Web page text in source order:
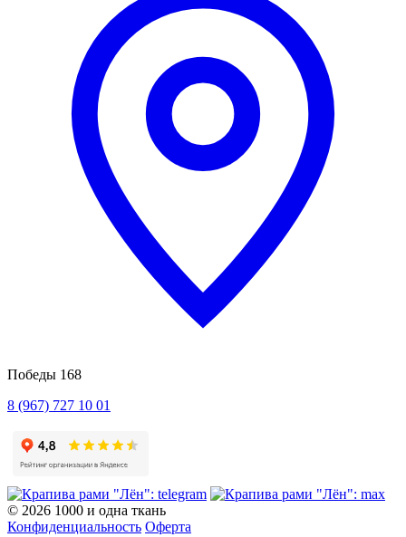
Победы 168
8 (967) 727 10 01
© 2026 1000 и одна ткань
Конфиденциальность Оферта